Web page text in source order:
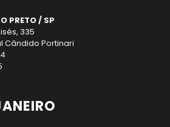
PRETO / SP
335
Cândido Portinari